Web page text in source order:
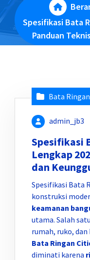
Spesifikasi Bata
Panduan
Bata Ringan
admin_jb3
Spesifikasi
Lengkap
dan
Spesifikasi Bata
konstruksi
keamanan
utama. Salah
rumah, ruko,
Bata Ringan
diminati karena